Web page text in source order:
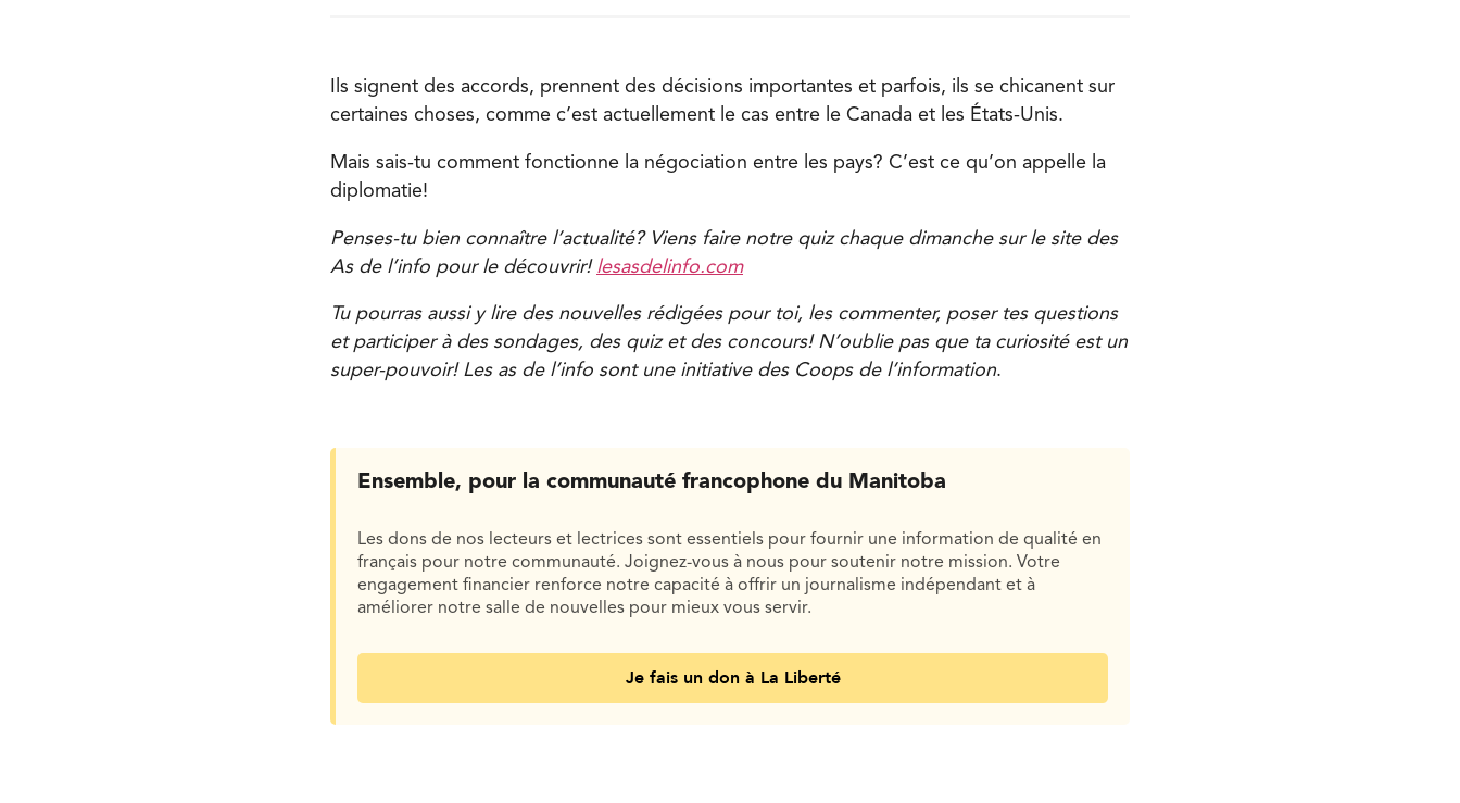
Ils signent des accords, prennent des décisions importantes et parfois, ils se chicanent sur
certaines choses, comme c’est actuellement le cas entre le Canada et les États-Unis.
Mais sais-tu comment fonctionne la négociation entre les pays? C’est ce qu’on appelle la
diplomatie!
Penses-tu bien connaître l’actualité? Viens faire notre quiz chaque dimanche sur le site des
As de l’info pour le découvrir! lesasdelinfo.com
Tu pourras aussi y lire des nouvelles rédigées pour toi, les commenter, poser tes questions
et participer à des sondages, des quiz et des concours! N’oublie pas que ta curiosité est un
super-pouvoir! Les as de l’info sont une initiative des Coops de l’information.
Ensemble, pour la communauté francophone du Manitoba
Les dons de nos lecteurs et lectrices sont essentiels pour fournir une information de qualité en
français pour notre communauté. Joignez-vous à nous pour soutenir notre mission. Votre
engagement financier renforce notre capacité à offrir un journalisme indépendant et à
améliorer notre salle de nouvelles pour mieux vous servir.
Je fais un don à La Liberté